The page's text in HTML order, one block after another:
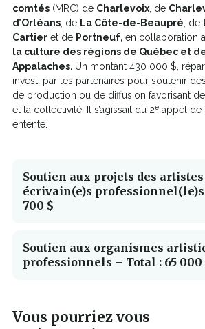
comtés (MRC) de Charlevoix , de
d’Orléans , de La Côte-de-Beaupré , de
Cartier et de Portneuf, en collaboration
la culture des régions de Québec et
Appalaches. Un montant 430 000 $,
investi par les partenaires pour soutenir
de production ou de diffusion favorisant
et la collectivité. Il s’agissait du 2e appel de
entente.
Soutien aux projets des artistes
écrivain(e)s professionnel(le)s
700 $
La rivière qui vient de loin.
Bleu Bonheur
Soutien aux organismes
professionnels – Total : 65 000
REVIREMENTS
Vous pourriez vous